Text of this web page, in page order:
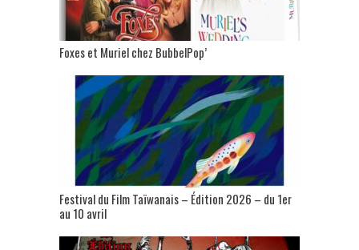
Foxes et Muriel chez BubbelPop’
Festival du Film Taïwanais – Édition 2026 – du 1er
au 10 avril